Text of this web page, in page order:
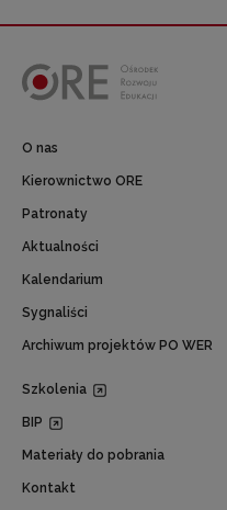
O nas
Kierownictwo ORE
Patronaty
Aktualności
Kalendarium
Sygnaliści
Archiwum projektów PO WER
Szkolenia
BIP
Materiały do pobrania
Kontakt